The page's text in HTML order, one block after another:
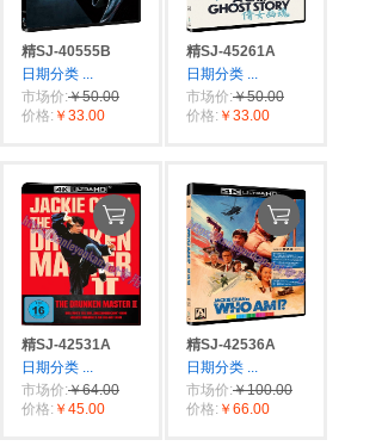
精SJ-40555B
日期分类 ...
市场价:￥50.00
价格: ￥33.00
精SJ-45261A
日期分类 ...
市场价:￥50.00
价格: ￥33.00
精SJ-42531A
日期分类 ...
市场价:￥64.00
价格: ￥45.00
精SJ-42536A
日期分类 ...
市场价:￥100.00
价格: ￥66.00